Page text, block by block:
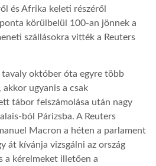
és Afrika keleti részéről
körülbelül 100-an jönnek a
szállásokra vitték a Reuters
október óta egyre több
ugyanis a csak
tábor felszámolása után nagy
ból Párizsba. A Reuters
Macron a héten a parlament
át kívánja vizsgálni az ország
a kérelmeket illetően a